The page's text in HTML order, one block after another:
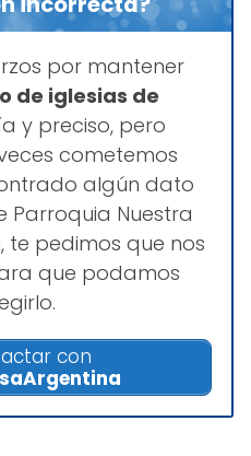
por mantener
de iglesias de
y preciso, pero
cometemos
algún dato
Parroquia Nuestra
te pedimos que nos
que podamos
con